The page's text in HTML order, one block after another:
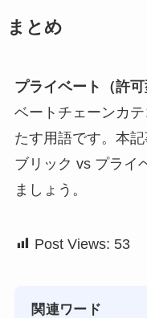
まとめ
プライベート（許可
ベートチェーンカ
たす用語です。本
ブリック vs プライ
ましょう。
Post Views: 53
関連ワード